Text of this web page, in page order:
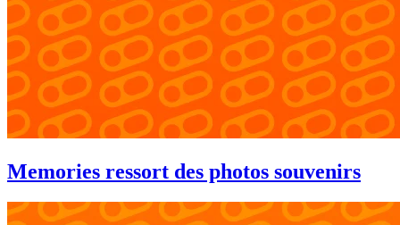
Memories ressort des photos souvenirs